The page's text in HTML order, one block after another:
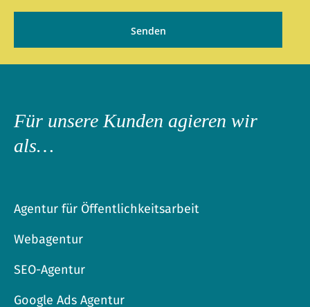
Für unsere Kunden agieren wir
als…
Agentur für Öffentlichkeitsarbeit
Webagentur
SEO-Agentur
Google Ads Agentur